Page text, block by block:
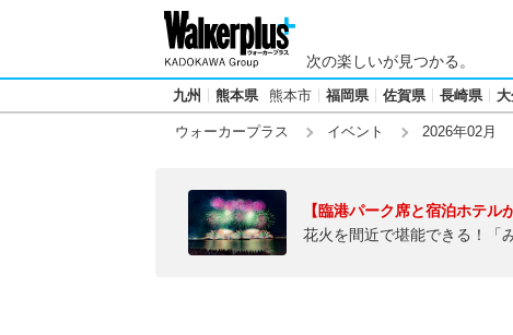
次の楽しいが見つかる。
九州 熊本県 熊本市 福岡県 佐賀県 長崎県
ウォーカープラス イベント 2026年02月
【臨港パーク席と宿泊ホテル
花火を間近で堪能できる！「